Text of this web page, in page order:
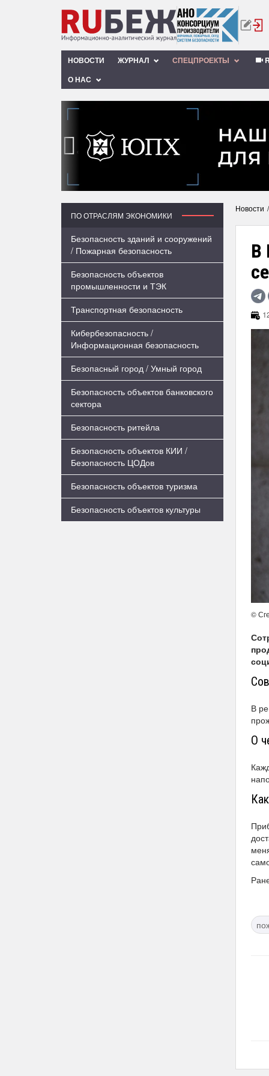
НОВОСТИ ЖУРНАЛ СПЕЦПРОЕКТЫ
О НАС
‹
ПО ОТРАСЛЯМ ЭКОНОМИКИ
Безопасность зданий и сооружений
/ Пожарная безопасность
Безопасность объектов
промышленности и ТЭК
Транспортная безопасность
Кибербезопасность /
Информационная безопасность
Безопасный город / Умный город
Безопасность объектов банковского
сектора
Безопасность ритейла
Безопасность объектов КИИ /
Безопасность ЦОДов
Безопасность объектов туризма
Безопасность объектов культуры
Новости
В
©
В
О